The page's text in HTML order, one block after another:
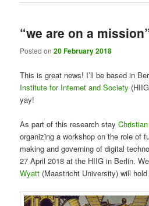
“we are on a
Posted on20 February 2018
This is great news! I’ll be based in
Institute for Internet and Society
yay!
As part of this research stay
organizing a workshop on the role of
making and governing of digital
27 April 2018 at the HIIG in Berlin.
Wyatt (Maastricht University) will